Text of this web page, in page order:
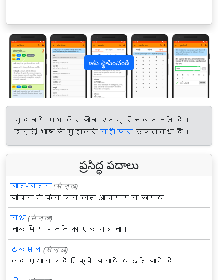
ఆప్ స్థాపించండి
पिछला
मुहावरे भाषा को सजीव एवम् रोचक बनाते हैं।
हिन्दी भाषा के मुहावरेयहाँ पर उपलब्ध हैं।
ప్రసిద్ధ పదాలు
चाल-चलन (संज्ञा)
जीवन में किया जाने वाला आचरण या कार्य।
नथ (संज्ञा)
नाक में पहनने का एक गहना।
टकसाल (संज्ञा)
वह स्थान जहाँ सिक्के बनाये या ढाले जाते हैं।